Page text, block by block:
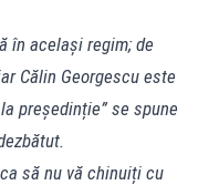
în același regim; de
Călin Georgescu este
președinție” se spune
să nu vă chinuiți cu